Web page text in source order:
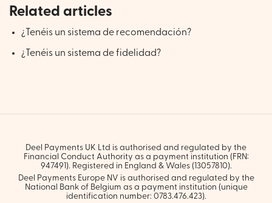
Related articles
¿Tenéis un sistema de recomendación?
¿Tenéis un sistema de fidelidad?
Deel Payments UK Ltd is authorised and regulated by the
Financial Conduct Authority as a payment institution (FRN:
947491). Registered in England & Wales (13057810).
Deel Payments Europe NV is authorised and regulated by the
National Bank of Belgium as a payment institution (unique
identification number: 0783.476.423).